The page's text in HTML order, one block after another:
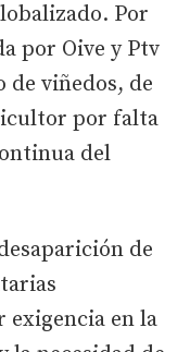
Por
por Oive y Ptv
de viñedos, de
por falta
del
de
exigencia en la